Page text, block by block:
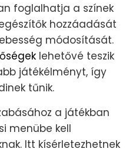
foglalhatja a színek
hozzáadását
módosítását.
lehetővé teszik
játékélményt, így
tűnik.
a játékban
menübe kell
Itt kísérletezhetnek